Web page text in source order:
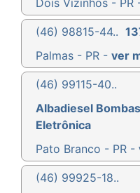
(46) 98815-44..
Palmas - PR - ver
(46) 99115-40..
Albadiesel
Eletrônica
Pato Branco - PR -
(46) 99925-18..